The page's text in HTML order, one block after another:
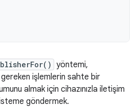
yöntemi,
gereken işlemlerin sahte bir
almak için cihazınızla iletişim
göndermek.